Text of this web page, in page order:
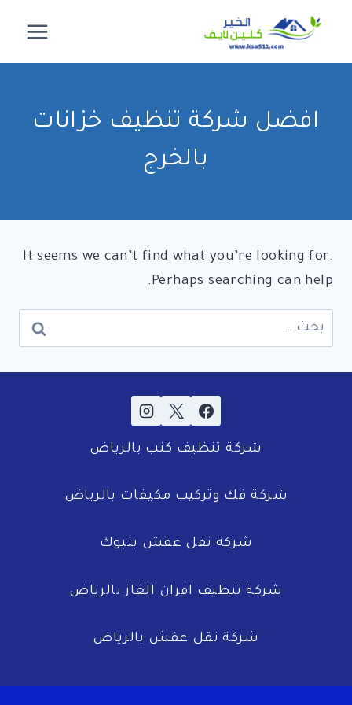
المحتوى
افضل شركة تنظيف خزانات
بالخرج
It seems we can’t find what you’re looking for.
Perhaps searching can help.
البحث
عن:
شركة تنظيف كنب بالرياض
شركة فك وتركيب مكيفات بالرياض
شركة نقل عفش بتبوك
شركة تنظيف افران الغاز بالرياض
شركة نقل عفش بالرياض